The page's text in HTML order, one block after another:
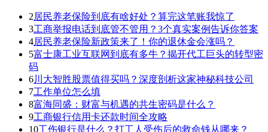
2居民养老保险到底有啥好处？算完这笔账我惊了
3工商举报电话到底管不管用？3个真实案例告诉你答案
4居民养老保险新政策来了！你的退休金会涨吗？
5富士康工业互联网到底有多牛？揭开代工巨头的转型密
码
6川大智胜股票值得买吗？深度剖析这家神秘科技公司
7工作单位怎么填
8富海同盛：财富与机遇的共生密码是什么？
9工商银行信用卡还款时间全攻略
10工伤银行是什么？打工人受伤后的救命钱从哪来？